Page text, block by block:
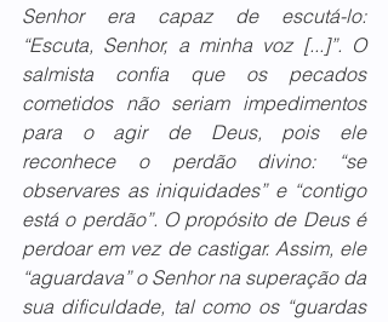
Senhor era capaz de escutá-lo:
“Escuta, Senhor, a minha voz [...]”. O
salmista confia que os pecados
cometidos não seriam impedimentos
para o agir de Deus, pois ele
reconhece o perdão divino: “se
observares as iniquidades” e “contigo
está o perdão”. O propósito de Deus é
perdoar em vez de castigar. Assim, ele
“aguardava” o Senhor na superação da
sua dificuldade, tal como os “guardas